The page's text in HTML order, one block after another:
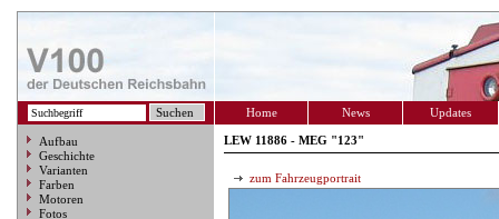
Home News Updates
Aufbau
Geschichte
Varianten
Farben
Motoren
Fotos
LEW 11886 - MEG "123"
zum Fahrzeugportrait